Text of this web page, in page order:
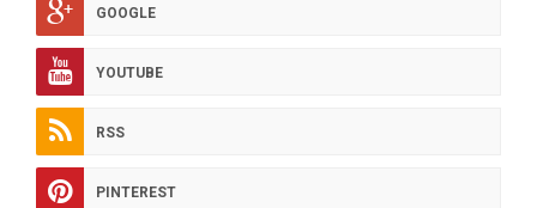
GOOGLE
YOUTUBE
RSS
PINTEREST